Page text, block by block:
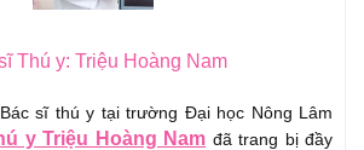
Thú y: Triệu Hoàng Nam
sĩ thú y tại trường Đại học Nông Lâm
y Triệu Hoàng Nam đã trang bị đầy